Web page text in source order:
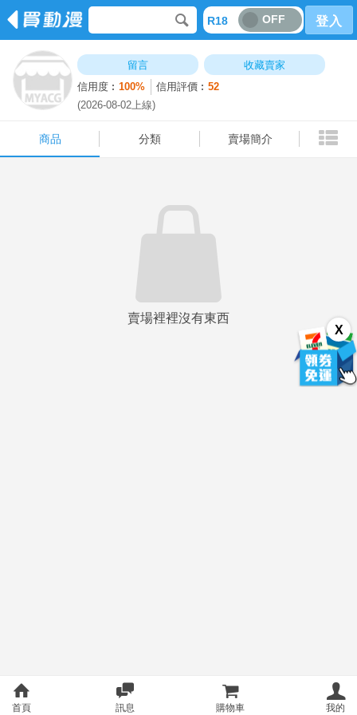
R18 OFF 登入
留言
收藏賣家
信用度︰100% 信用評價︰52
(2026-08-02上線)
商品 分類 賣場簡介
X
賣場裡裡沒有東西
商品 分類 賣場簡介
首頁 訊息 購物車 我的